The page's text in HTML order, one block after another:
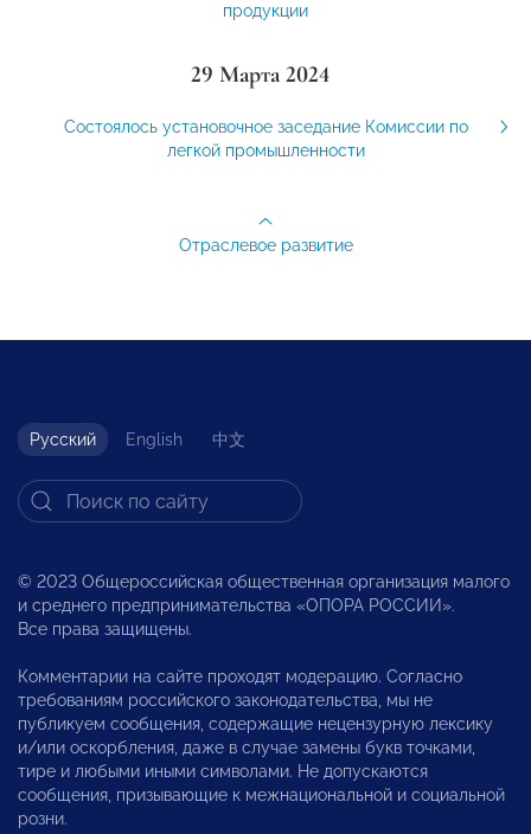
продукции
29 Марта 2024
Состоялось установочное заседание Комиссии по
легкой промышленности
Отраслевое развитие
Русский English 中文
© 2023 Общероссийская общественная организация малого
и среднего предпринимательства «ОПОРА РОССИИ».
Все права защищены.
Комментарии на сайте проходят модерацию. Согласно
требованиям российского законодательства, мы не
публикуем сообщения, содержащие нецензурную лексику
и/или оскорбления, даже в случае замены букв точками,
тире и любыми иными символами. Не допускаются
сообщения, призывающие к межнациональной и социальной
розни.